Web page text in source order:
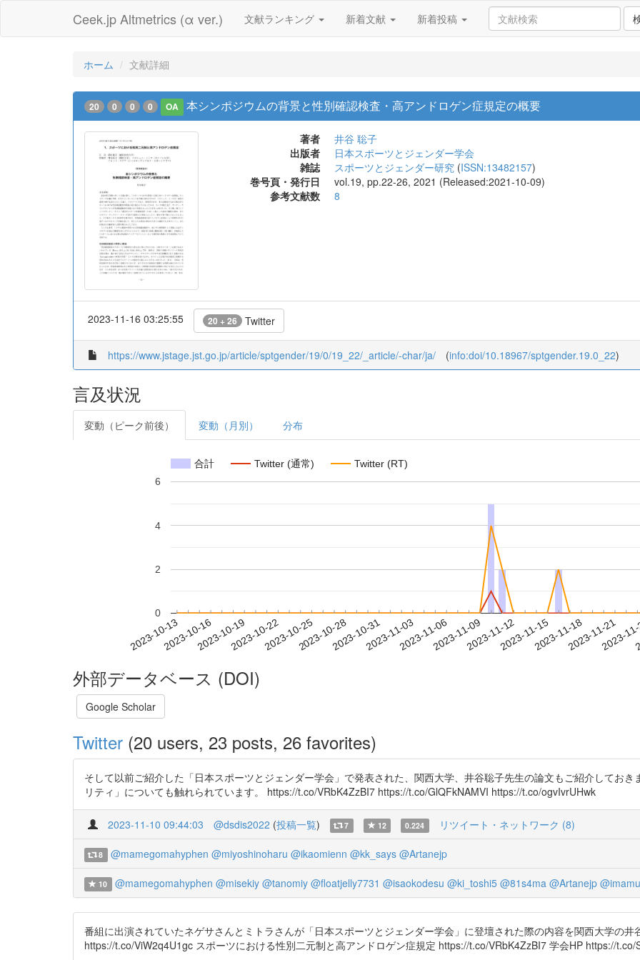
Ceek.jp Altmetrics (α ver.) 文献ランキング 新着文献 新着投稿
ホーム 文献詳細
20 0 0 0 OA 本シンポジウムの背景と性別確認検査・高アンドロゲン症規定の概要
著者
井谷 聡子
出版者
日本スポーツとジェンダー学会
雑誌
スポーツとジェンダー研究 (ISSN:13482157)
巻号頁・発行日
vol.19, pp.22-26, 2021 (Released:2021-10-09)
参考文献数
8
2023-11-16 03:25:55 20 + 26 Twitter
https://www.jstage.jst.go.jp/article/sptgender/19/0/19_22/_article/-char/ja/ (info:doi/10.18967/sptgender.19.0_22)
言及状況
変動（ピーク前後） 変動（月別） 分布
合計 Twitter (通常) Twitter (RT)
2023-10-132023-10-162023-10-192023-10-222023-10-252023-10-282023-10-312023-11-032023-11-062023-11-092023-11-122023-11-152023-11-182023-11-21
2023-
0
2
4
6
外部データベース (DOI)
Google Scholar
Twitter (20 users, 23 posts, 26 favorites)
そして以前ご紹介した「日本スポーツとジェンダー学会」で発表された、関西大学、井谷聡子先生の論文もご紹介してお
リティ」についても触れられています。 https://t.co/VRbK4ZzBI7 https://t.co/GlQFkNAMVI https://t.co/ogvIvrUHwk
2023-11-10 09:44:03 @dsdis2022 (投稿一覧) 7 12 0.224 リツイート・ネットワーク (8)
8 @mamegomahyphen @miyoshinoharu @ikaomienn @kk_says @Artanejp
10 @mamegomahyphen @misekiy @tanomiy @floatjelly7731 @isaokodesu @ki_toshi5 @81s4ma @Artanejp
番組に出演されていたネゲサさんとミトラさんが「日本スポーツとジェンダー学会」に登壇された際の内容を関西大学の
https://t.co/ViW2q4U1gc スポーツにおける性別二元制と高アンドロゲン症規定 https://t.co/VRbK4ZzBI7 学会HP https://t.co/